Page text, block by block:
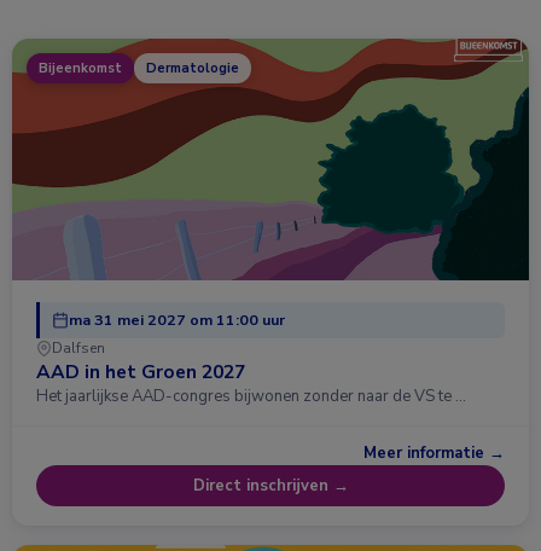
Bijeenkomst Dermatologie
ma 31 mei 2027 om 11:00 uur
Dalfsen
AAD in het Groen 2027
Het jaarlijkse AAD-congres bijwonen zonder naar de VS te …
Meer informatie →
Direct inschrijven →